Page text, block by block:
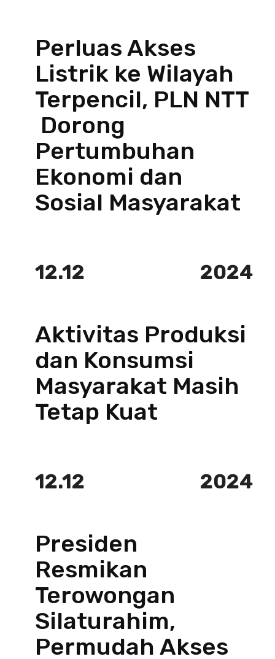
Perluas Akses
Listrik ke Wilayah
Terpencil, PLN NTT
Dorong
Pertumbuhan
Ekonomi dan
Sosial Masyarakat
12.12 2024
Aktivitas Produksi
dan Konsumsi
Masyarakat Masih
Tetap Kuat
12.12 2024
Presiden
Resmikan
Terowongan
Silaturahim,
Permudah Akses